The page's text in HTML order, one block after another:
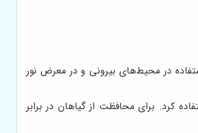
در محیط‌های بیرونی و در معرض نور
کرد. برای محافظت از گیاهان در برابر